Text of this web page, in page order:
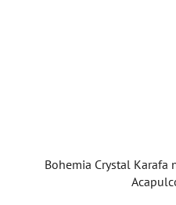
Bohemia Crystal Karafa